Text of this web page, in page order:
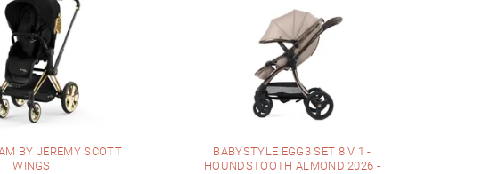
BY JEREMY SCOTT
WINGS
BABYSTYLE EGG3 SET 8 V 1 -
HOUNDSTOOTH ALMOND 2026 -